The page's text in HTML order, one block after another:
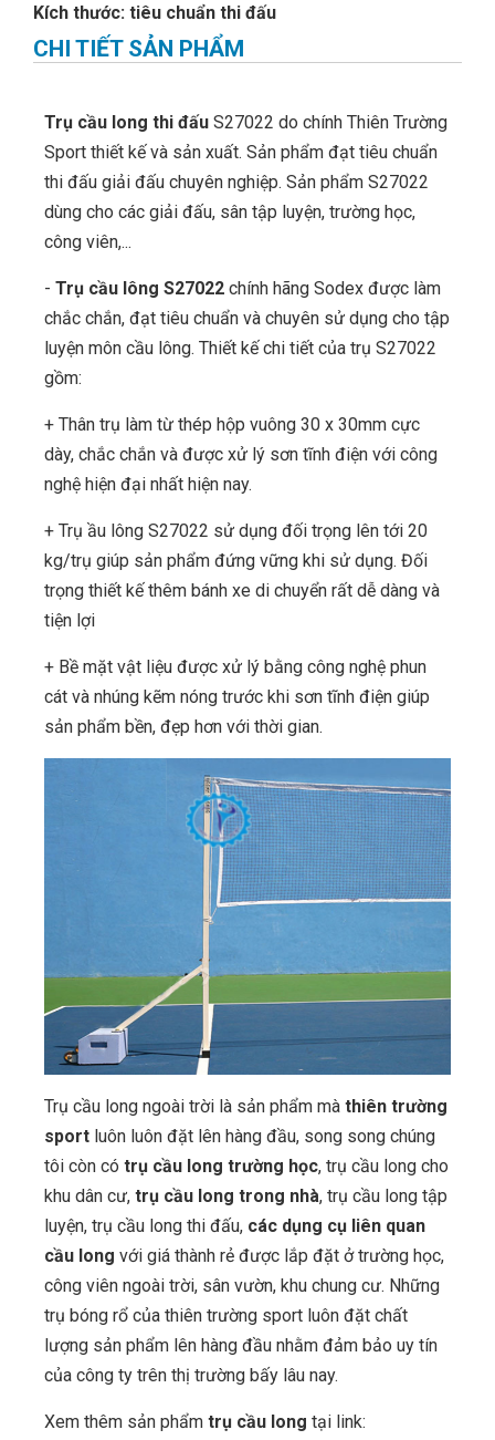
Kích thước: tiêu chuẩn thi đấu
CHI TIẾT SẢN PHẨM
Trụ cầu long thi đấu S27022 do chính Thiên Trường
Sport thiết kế và sản xuất. Sản phẩm đạt tiêu chuẩn
thi đấu giải đấu chuyên nghiệp. Sản phẩm S27022
dùng cho các giải đấu, sân tập luyện, trường học,
công viên,...
- Trụ cầu lông S27022 chính hãng Sodex được làm
chắc chắn, đạt tiêu chuẩn và chuyên sử dụng cho tập
luyện môn cầu lông. Thiết kế chi tiết của trụ S27022
gồm:
+ Thân trụ làm từ thép hộp vuông 30 x 30mm cực
dày, chắc chắn và được xử lý sơn tĩnh điện với công
nghệ hiện đại nhất hiện nay.
+ Trụ ầu lông S27022 sử dụng đối trọng lên tới 20
kg/trụ giúp sản phẩm đứng vững khi sử dụng. Đối
trọng thiết kế thêm bánh xe di chuyển rất dễ dàng và
tiện lợi
+ Bề mặt vật liệu được xử lý bằng công nghệ phun
cát và nhúng kẽm nóng trước khi sơn tĩnh điện giúp
sản phẩm bền, đẹp hơn với thời gian.
Trụ cầu long ngoài trời là sản phẩm mà thiên trường
sport luôn luôn đặt lên hàng đầu, song song chúng
tôi còn có trụ cầu long trường học, trụ cầu long cho
khu dân cư, trụ cầu long trong nhà, trụ cầu long tập
luyện, trụ cầu long thi đấu, các dụng cụ liên quan
cầu long với giá thành rẻ được lắp đặt ở trường học,
công viên ngoài trời, sân vườn, khu chung cư. Những
trụ bóng rổ của thiên trường sport luôn đặt chất
lượng sản phẩm lên hàng đầu nhằm đảm bảo uy tín
của công ty trên thị trường bấy lâu nay.
Xem thêm sản phẩm trụ cầu long tại link: